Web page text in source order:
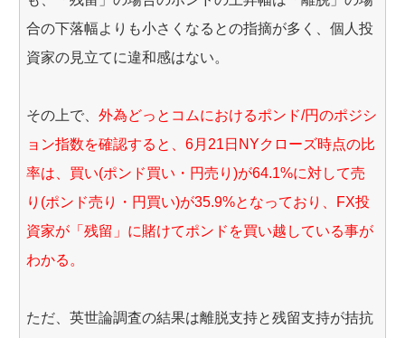
合の下落幅よりも小さくなるとの指摘が多く、個人投
資家の見立てに違和感はない。
その上で、 外為どっとコムにおけるポンド/円のポジシ
ョン指数を確認すると、6月21日NYクローズ時点の比
率は、買い(ポンド買い・円売り)が64.1%に対して売
り(ポンド売り・円買い)が35.9%となっており、FX投
資家が「残留」に賭けてポンドを買い越している事が
わかる。
ただ、英世論調査の結果は離脱支持と残留支持が拮抗